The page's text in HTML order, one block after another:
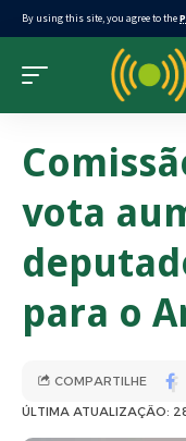
By using this site, you agree to the
vota
para o
ÚLTIMA ATUALIZAÇÃO:
COMPARTILHE